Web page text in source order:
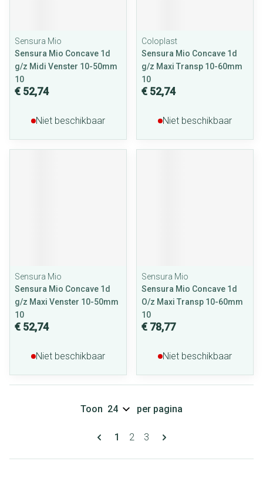
Sensura Mio
Sensura Mio Concave 1d
g/z Midi Venster 10-50mm
10
€ 52,74
Niet beschikbaar
Coloplast
Sensura Mio Concave 1d
g/z Maxi Transp 10-60mm
10
€ 52,74
Niet beschikbaar
Sensura Mio
Sensura Mio Concave 1d
g/z Maxi Venster 10-50mm
10
€ 52,74
Niet beschikbaar
Sensura Mio
Sensura Mio Concave 1d
O/z Maxi Transp 10-60mm
10
€ 78,77
Niet beschikbaar
Pagina's
U lees momenteel pagina
1 Pagina
2 Pagina
3
Toon per pagina